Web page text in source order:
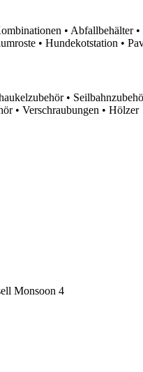
• Abfallbehälter
• Hundekotstation •
•
• Verschraubungen • Hölzer
Monsoon 4